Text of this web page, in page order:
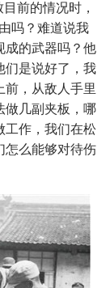
前的情况时，
吗？难道说我
的武器吗？他
们是说好了，我
前，从敌人手里
做几副夹板，哪
工作，我们在松
怎么能够对待伤